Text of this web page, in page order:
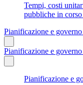
Tempi, costi
pubbliche in
Pianificazione e
Pianificazione e
Pianificazione e